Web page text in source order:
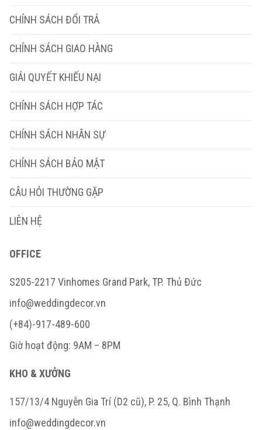
CHÍNH SÁCH ĐỔI TRẢ
CHÍNH SÁCH GIAO HÀNG
GIẢI QUYẾT KHIẾU NẠI
CHÍNH SÁCH HỢP TÁC
CHÍNH SÁCH NHÂN SỰ
CHÍNH SÁCH BẢO MẬT
CÂU HỎI THƯỜNG GẶP
LIÊN HỆ
OFFICE
S205-2217 Vinhomes Grand Park, TP. Thủ Đức
info@weddingdecor.vn
(+84)-917-489-600
Giờ hoạt động: 9AM – 8PM
KHO & XƯỞNG
157/13/4 Nguyễn Gia Trí (D2 cũ), P. 25, Q. Bình Thạnh
info@weddingdecor.vn